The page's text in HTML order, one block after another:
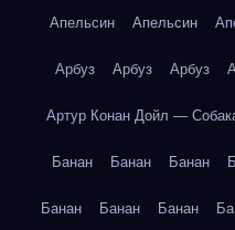
Апельсин Апельсин
Арбуз Арбуз Арбуз
Артур Конан Дойл —
Банан Банан Банан
Банан Банан Банан